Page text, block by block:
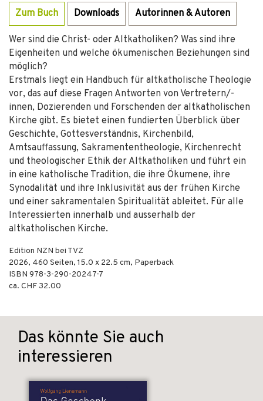
Zum Buch Downloads Autorinnen & Autoren
Wer sind die Christ- oder Altkatholiken? Was sind ihre
Eigenheiten und welche ökumenischen Beziehungen sind
möglich?
Erstmals liegt ein Handbuch für altkatholische Theologie
vor, das auf diese Fragen Antworten von Vertretern/-
innen, Dozierenden und Forschenden der altkatholischen
Kirche gibt. Es bietet einen fundierten Überblick über
Geschichte, Gottesverständnis, Kirchenbild,
Amtsauffassung, Sakramententheologie, Kirchenrecht
und theologischer Ethik der Altkatholiken und führt ein
in eine katholische Tradition, die ihre Ökumene, ihre
Synodalität und ihre Inklusivität aus der frühen Kirche
und einer sakramentalen Spiritualität ableitet. Für alle
Interessierten innerhalb und ausserhalb der
altkatholischen Kirche.
Edition NZN bei TVZ
2026, 460 Seiten, 15.0 x 22.5 cm, Paperback
ISBN 978-3-290-20247-7
ca. CHF 32.00
Das könnte Sie auch
interessieren